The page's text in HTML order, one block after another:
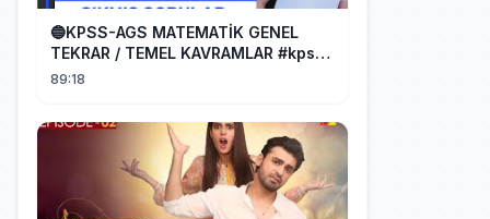
🔵KPSS-AGS MATEMATİK GENEL
TEKRAR / TEMEL KAVRAMLAR #kpss
#ags
89:18